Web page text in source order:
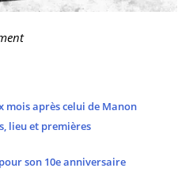
mois après celui de Manon
lieu et premières
son 10e anniversaire